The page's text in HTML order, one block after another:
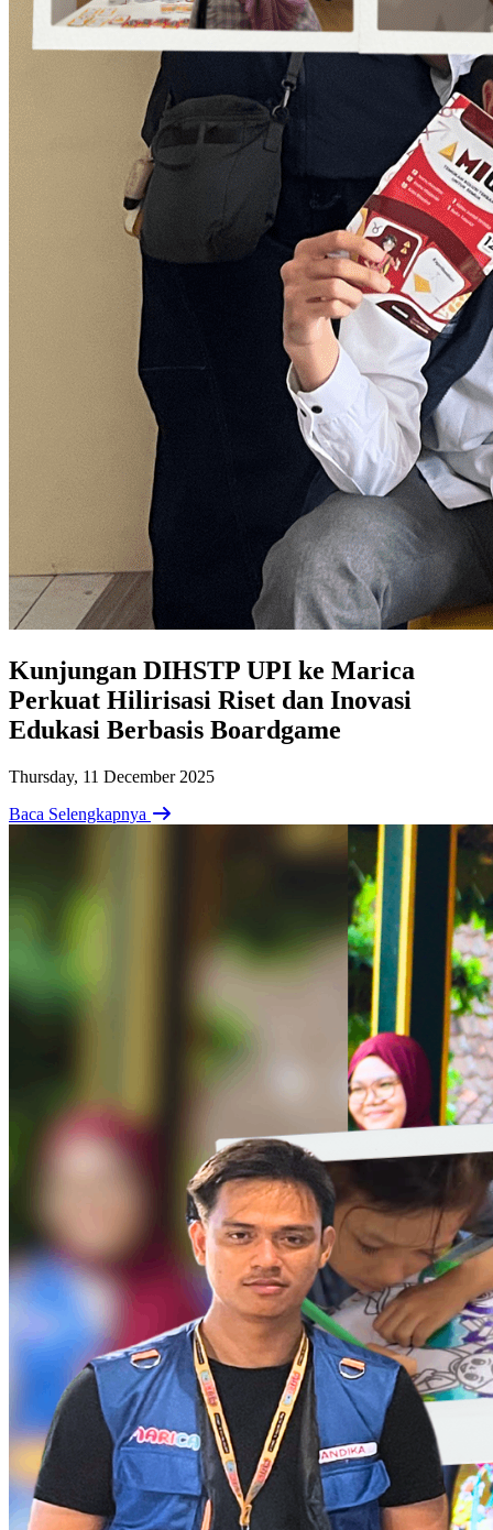
Kunjungan DIHSTP UPI ke Marica
Perkuat Hilirisasi Riset dan Inovasi
Edukasi Berbasis Boardgame
Thursday, 11 December 2025
Baca Selengkapnya